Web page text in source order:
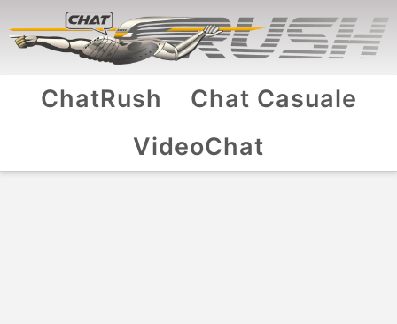
ChatRush
Chat Casuale
VideoChat